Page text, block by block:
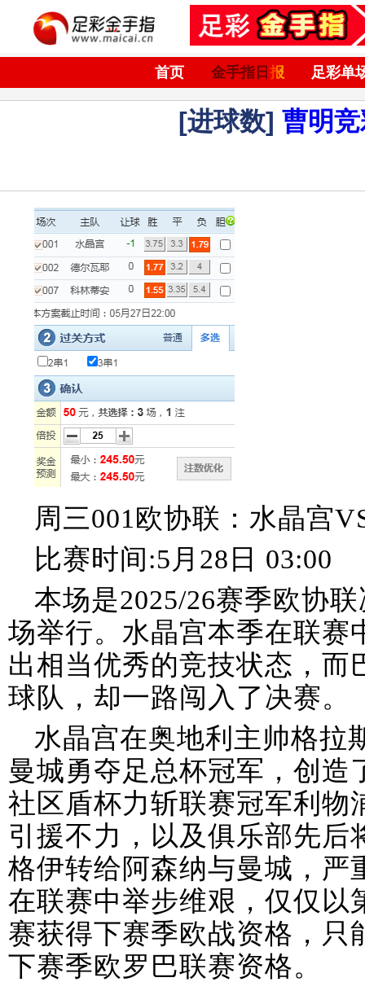
首页 金手指日报 足彩单
[进球数] 曹明
周三001欧协联：水晶宫
比赛时间:5月28日 03:00
本场是2025/26赛季欧协
场举行。水晶宫本季在联赛
出相当优秀的竞技状态，而
球队，却一路闯入了决赛。
水晶宫在奥地利主帅格拉
曼城勇夺足总杯冠军，创
社区盾杯力斩联赛冠军利物
引援不力，以及俱乐部先后
格伊转给阿森纳与曼城，严
在联赛中举步维艰，仅仅以
赛获得下赛季欧战资格，只
下赛季欧罗巴联赛资格。